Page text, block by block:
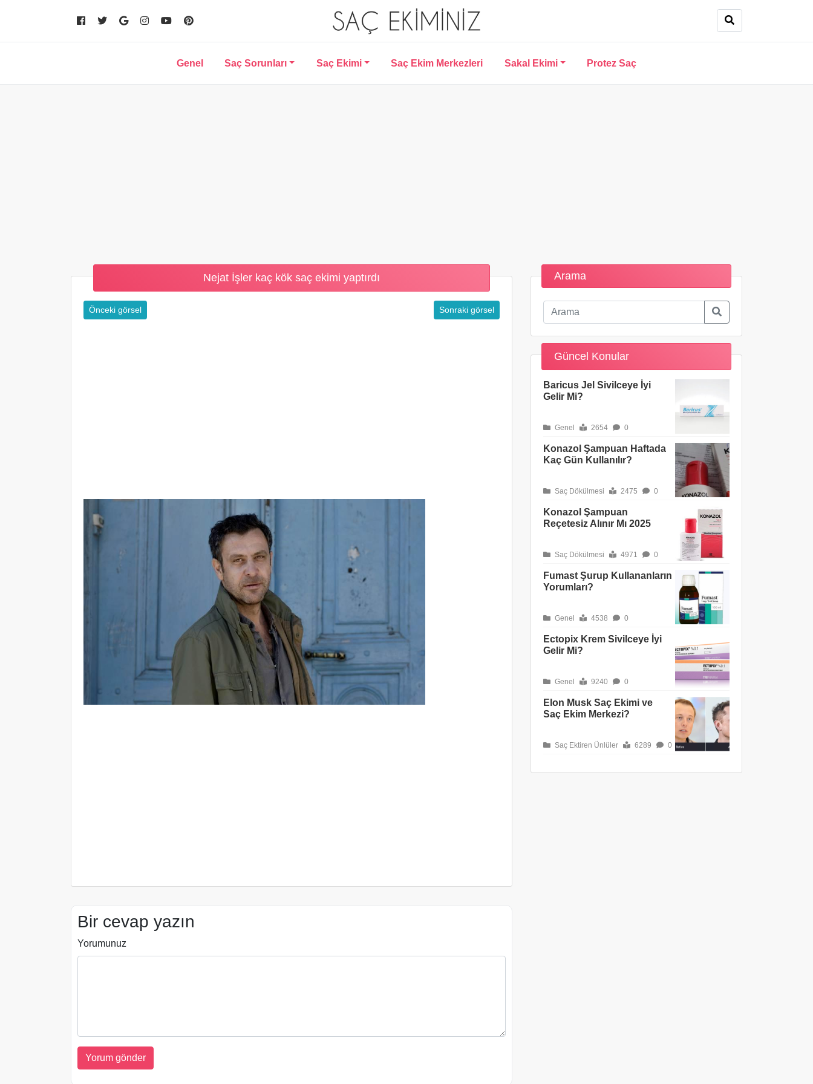
Genel Saç Sorunları Saç Ekimi Saç Ekim Merkezleri Sakal Ekimi Protez Saç
Nejat İşler kaç kök saç ekimi yaptırdı
Önceki görsel Sonraki görsel
Bir cevap yazın
Yorumunuz
Arama
Güncel Konular
Baricus Jel Sivilceye İyi
Gelir Mi?
Genel 2654 0
Konazol Şampuan Haftada
Kaç Gün Kullanılır?
Saç Dökülmesi 2475 0
Konazol Şampuan
Reçetesiz Alınır Mı 2025
Saç Dökülmesi 4971 0
Fumast Şurup Kullananların
Yorumları?
Genel 4538 0
Ectopix Krem Sivilceye İyi
Gelir Mi?
Genel 9240 0
Elon Musk Saç Ekimi ve
Saç Ekim Merkezi?
Saç Ektiren Ünlüler 6289 0